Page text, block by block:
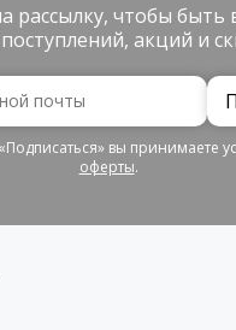
рассылку, чтобы быть
акций и
вы принимаете
оферты.